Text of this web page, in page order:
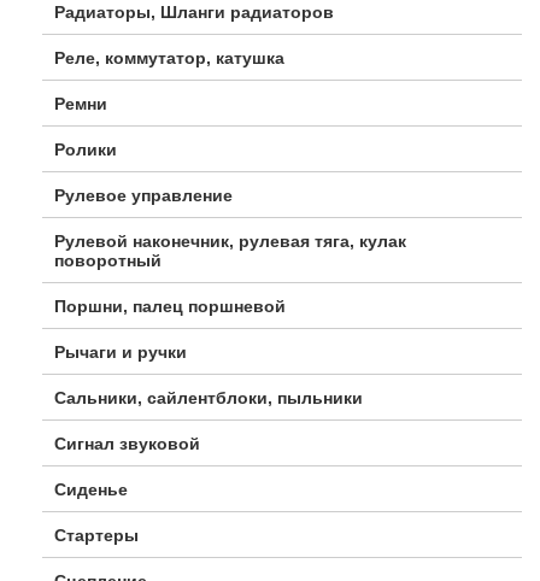
Радиаторы, Шланги радиаторов
Реле, коммутатор, катушка
Ремни
Ролики
Рулевое управление
Рулевой наконечник, рулевая тяга, кулак
поворотный
Поршни, палец поршневой
Рычаги и ручки
Сальники, сайлентблоки, пыльники
Сигнал звуковой
Сиденье
Стартеры